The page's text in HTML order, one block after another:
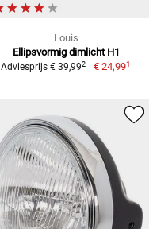
Louis
Ellipsvormig dimlicht H1
Adviesprijs € 39,992 € 24,991